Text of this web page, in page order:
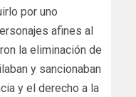
por uno
afines al
la eliminación de
y sancionaban
y el derecho a la